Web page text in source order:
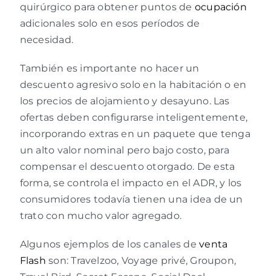
quirúrgico para obtener puntos de ocupación
adicionales solo en esos períodos de
necesidad.
También es importante no hacer un
descuento agresivo solo en la habitación o en
los precios de alojamiento y desayuno. Las
ofertas deben configurarse inteligentemente,
incorporando extras en un paquete que tenga
un alto valor nominal pero bajo costo, para
compensar el descuento otorgado. De esta
forma, se controla el impacto en el ADR, y los
consumidores todavía tienen una idea de un
trato con mucho valor agregado.
Algunos ejemplos de los canales deventa
Flash son: Travelzoo, Voyage privé, Groupon,